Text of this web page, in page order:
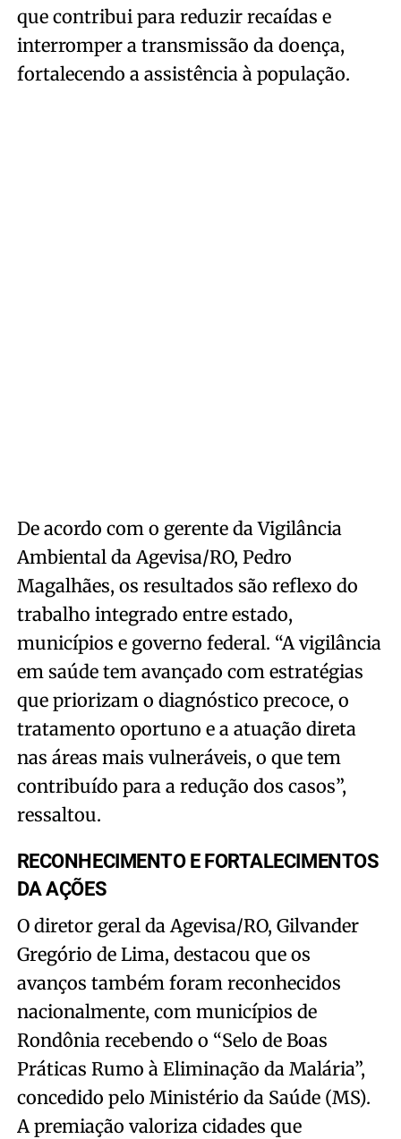
que contribui para reduzir recaídas e
interromper a transmissão da doença,
fortalecendo a assistência à população.
De acordo com o gerente da Vigilância
Ambiental da Agevisa/RO, Pedro
Magalhães, os resultados são reflexo do
trabalho integrado entre estado,
municípios e governo federal. “A vigilância
em saúde tem avançado com estratégias
que priorizam o diagnóstico precoce, o
tratamento oportuno e a atuação direta
nas áreas mais vulneráveis, o que tem
contribuído para a redução dos casos”,
ressaltou.
RECONHECIMENTO E FORTALECIMENTOS
DA AÇÕES
O diretor geral da Agevisa/RO, Gilvander
Gregório de Lima, destacou que os
avanços também foram reconhecidos
nacionalmente, com municípios de
Rondônia recebendo o “Selo de Boas
Práticas Rumo à Eliminação da Malária”,
concedido pelo Ministério da Saúde (MS).
A premiação valoriza cidades que